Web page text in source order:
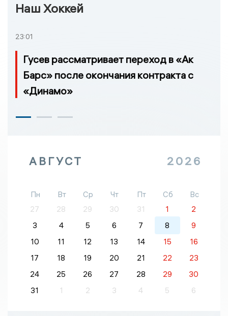
Наш Хоккей
23:01
Гусев рассматривает переход в «Ак
Барс» после окончания контракта с
«Динамо»
АВГУСТ 2026
Пн Вт Ср Чт Пт Сб
Вс
27
28 29 30 31 1
2
3
4 5 6 7 8
9
10
11 12 13 14 15
16
17
18 19 20 21 22
23
24
25 26 27 28 29
30
31
1 2 3 4 5 6